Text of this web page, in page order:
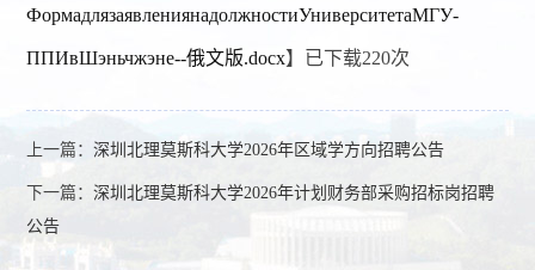
ФормадлязаявлениянадолжностиУниверситетаМГУ-
ППИвШэньчжэне--俄文版.docx】已下载220次
上一篇：深圳北理莫斯科大学2026年区域学方向招聘公告
下一篇：深圳北理莫斯科大学2026年计划财务部采购招标岗招聘
公告